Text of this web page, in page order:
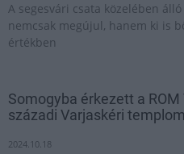
A segesvári csata közelében
nemcsak megújul, hanem ki is
értékben
Somogyba érkezett a
századi Varjaskéri
2024.10.18